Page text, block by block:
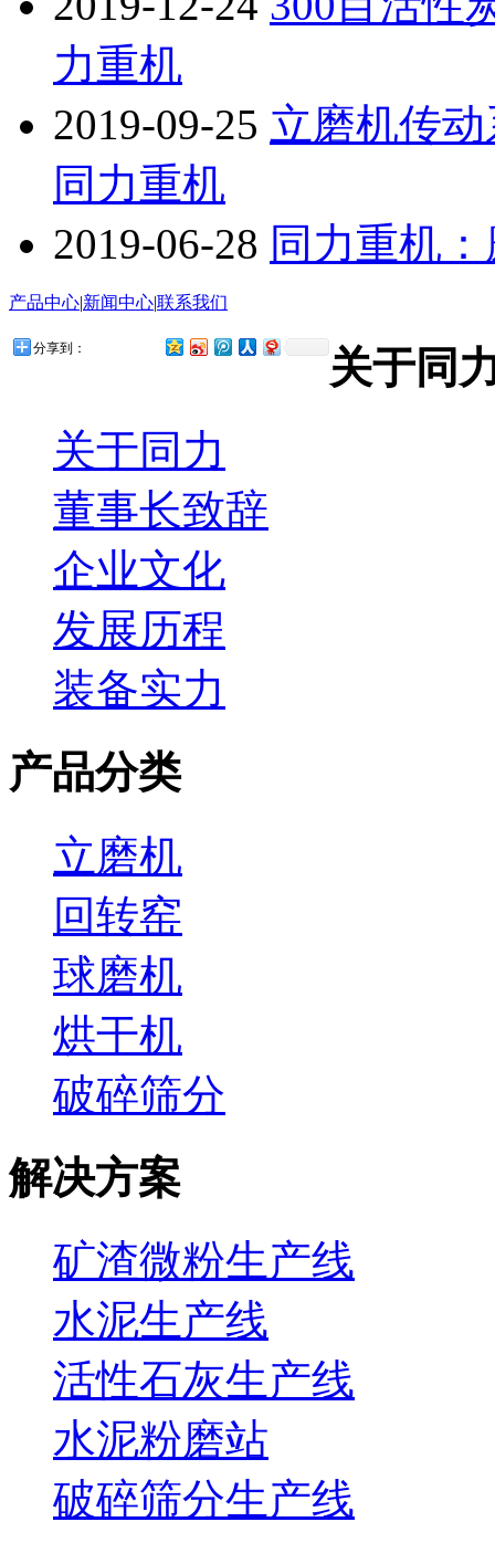
力重机
2019-09-25 立磨机传
同力重机
2019-06-28 同力重机
产品中心|新闻中心|联系我们
分享到：
关于同
关于同力
董事长致辞
企业文化
发展历程
装备实力
产品分类
立磨机
回转窑
球磨机
烘干机
破碎筛分
解决方案
矿渣微粉生产线
水泥生产线
活性石灰生产线
水泥粉磨站
破碎筛分生产线